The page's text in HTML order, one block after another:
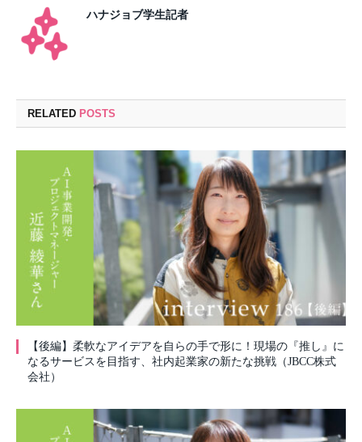
ハナジョブ学生記者
RELATED POSTS
【後編】柔軟なアイデアを自らの手で形に！現場の『推し』に
なるサービスを目指す、社内起業家の新たな挑戦（JBCC株式
会社）